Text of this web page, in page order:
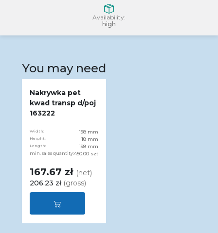
Availability:
high
You may need
Nakrywka pet
kwad transp d/poj
163222
Width: 198 mm
Height: 18 mm
Length: 198 mm
min. sales quantity:450.00 szt
167.67 zł (net)
206.23 zł (gross)